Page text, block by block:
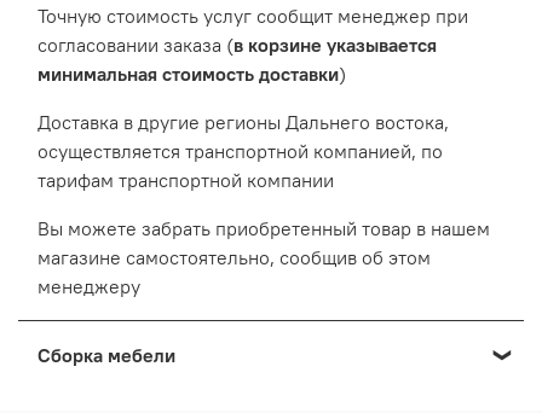
Точную стоимость услуг сообщит менеджер при
согласовании заказа (в корзине указывается
минимальная стоимость доставки)
Доставка в другие регионы Дальнего востока,
осуществляется транспортной компанией, по
тарифам транспортной компании
Вы можете забрать приобретенный товар в нашем
магазине самостоятельно, сообщив об этом
менеджеру
Сборка мебели